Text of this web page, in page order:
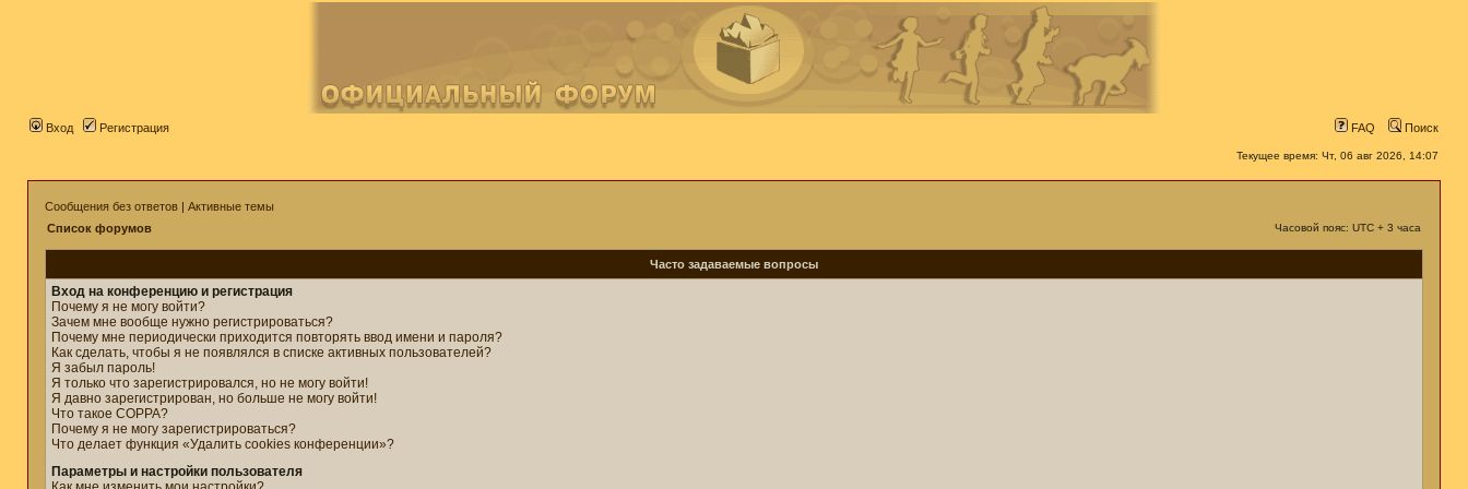
Вход Регистрация FAQ Поиск
Текущее время: Чт, 06 авг 2026, 14:07
Сообщения без ответов | Активные темы
Список форумов
Часовой пояс: UTC + 3 часа
Часто задаваемые вопросы
Вход на конференцию и регистрация
Почему я не могу войти?
Зачем мне вообще нужно регистрироваться?
Почему мне периодически приходится повторять ввод имени и пароля?
Как сделать, чтобы я не появлялся в списке активных пользователей?
Я забыл пароль!
Я только что зарегистрировался, но не могу войти!
Я давно зарегистрирован, но больше не могу войти!
Что такое COPPA?
Почему я не могу зарегистрироваться?
Что делает функция «Удалить cookies конференции»?
Параметры и настройки пользователя